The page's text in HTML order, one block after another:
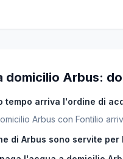
domicilio Arbus:
tempo arriva l'ordine di
Arbus con Fontilio
di Arbus sono servite